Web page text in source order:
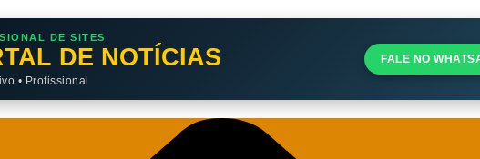
DE SITES
DE NOTÍCIAS
• Profissional
FALE NO